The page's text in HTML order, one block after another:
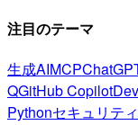
注目のテーマ
生成AIMCP
QGitHub Copilot
Pythonセキュリティ